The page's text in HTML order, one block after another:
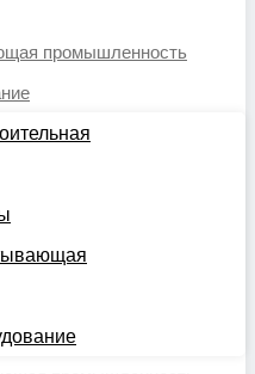
промышленность